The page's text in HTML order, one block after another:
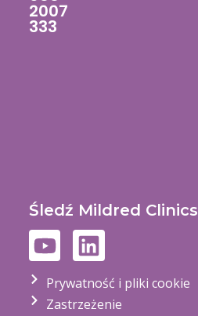
2007
333
Śledź Mildred Clinics
Prywatność i pliki cookie
Zastrzeżenie